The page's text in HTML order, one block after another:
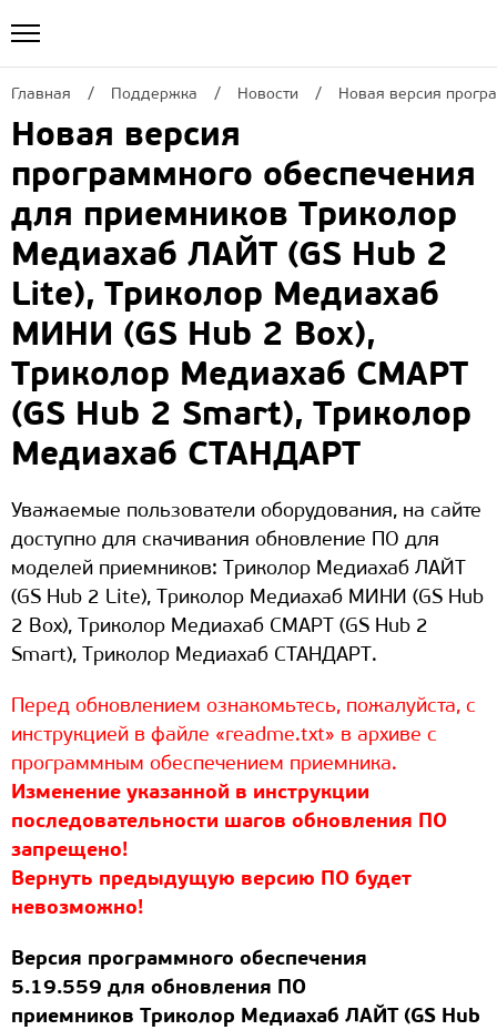
Главная Поддержка Новости Новая версия
Новая версия
программного обеспечения
для приемников Триколор
Медиахаб ЛАЙТ (GS Hub 2
Lite), Триколор Медиахаб
МИНИ (GS Hub 2 Box),
Триколор Медиахаб СМАРТ
(GS Hub 2 Smart), Триколор
Медиахаб СТАНДАРТ
Уважаемые пользователи оборудования, на сайте
доступно для скачивания обновление ПО для
моделей приемников: Триколор Медиахаб ЛАЙТ
(GS Hub 2 Lite), Триколор Медиахаб МИНИ (GS Hub
2 Box), Триколор Медиахаб СМАРТ (GS Hub 2
Smart), Триколор Медиахаб СТАНДАРТ.
Перед обновлением ознакомьтесь, пожалуйста, с
инструкцией в файле «readme.txt» в архиве с
программным обеспечением приемника.
Изменение указанной в инструкции
последовательности шагов обновления ПО
запрещено!
Вернуть предыдущую версию ПО будет
невозможно!
Версия программного обеспечения
5.19.559 для обновления ПО
приемников Триколор Медиахаб ЛАЙТ (GS Hub